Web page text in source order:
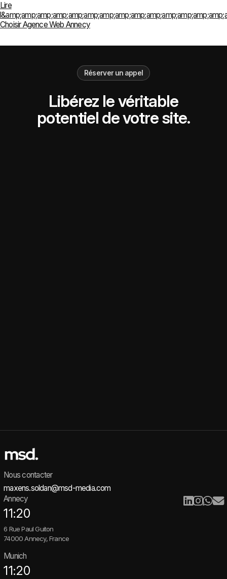
Lire
Choisir Agence Web Annecy
Réserver un appel
Libérez le véritable
potentiel de votre site.
Nous contacter
maxens.soldan@msd-media.com
Annecy
11:20
6 Rue Paul Guiton
74000 Annecy, France
Munich
11:20